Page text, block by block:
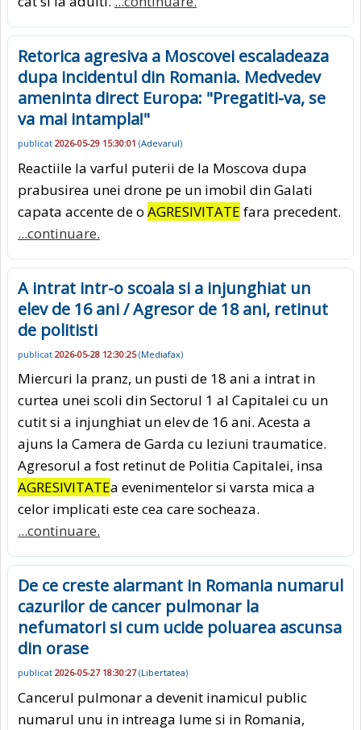
Retorica agresiva a Moscovei escaladeaza
dupa incidentul din Romania. Medvedev
ameninta direct Europa: "Pregatiti-va, se
va mai intampla!"
publicat 2026-05-29 15:30:01 (Adevarul)
Reactiile la varful puterii de la Moscova dupa
prabusirea unei drone pe un imobil din Galati
capata accente de o AGRESIVITATE fara precedent.
...continuare.
A intrat intr-o scoala si a injunghiat un
elev de 16 ani / Agresor de 18 ani, retinut
de politisti
publicat 2026-05-28 12:30:25(Mediafax)
Miercuri la pranz, un pusti de 18 ani a intrat in
curtea unei scoli din Sectorul 1 al Capitalei cu un
cutit si a injunghiat un elev de 16 ani. Acesta a
ajuns la Camera de Garda cu leziuni traumatice.
Agresorul a fost retinut de Politia Capitalei, insa
AGRESIVITATEa evenimentelor si varsta mica a
celor implicati este cea care socheaza.
...continuare.
De ce creste alarmant in Romania numarul
cazurilor de cancer pulmonar la
nefumatori si cum ucide poluarea ascunsa
din orase
publicat 2026-05-27 18:30:27(Libertatea)
Cancerul pulmonar a devenit inamicul public
numarul unu in intreaga lume si in Romania,